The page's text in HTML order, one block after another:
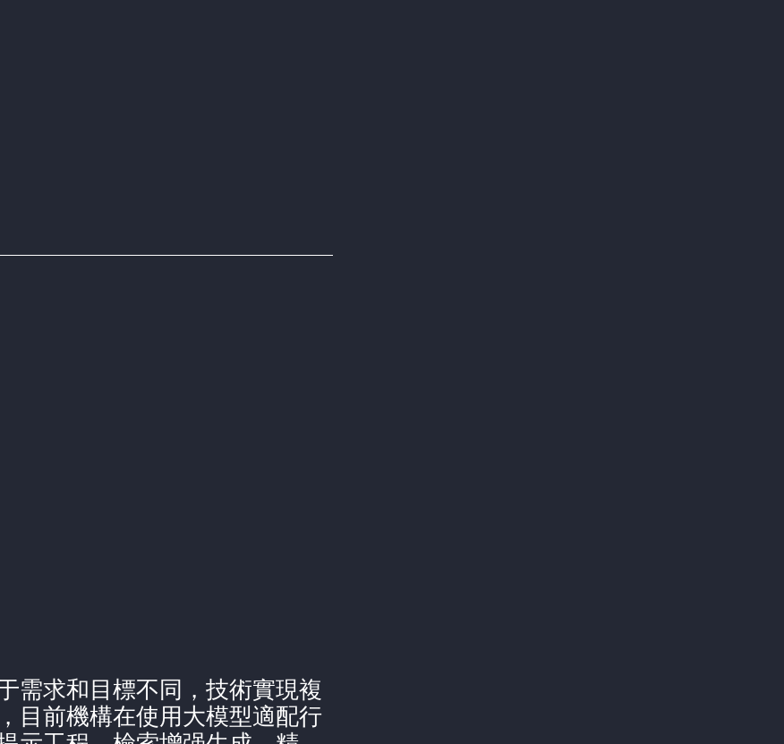
需求和目標不同，技術實現複
目前機構在使用大模型適配行